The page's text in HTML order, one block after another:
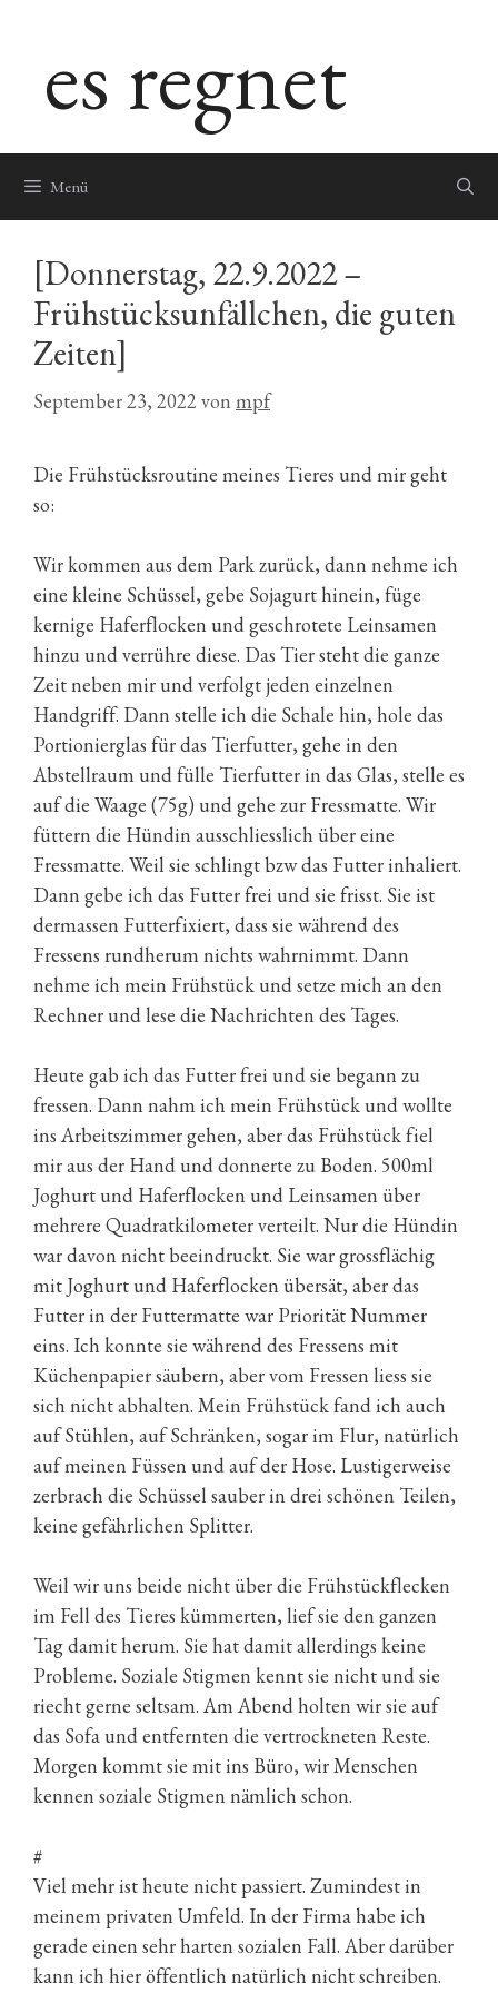
springenes regnet
Menü
[Donnerstag, 22.9.2022 –
Frühstücksunfällchen, die guten
Zeiten]
September 23, 2022 von mpf
Die Frühstücksroutine meines Tieres und mir geht
so:
Wir kommen aus dem Park zurück, dann nehme ich
eine kleine Schüssel, gebe Sojagurt hinein, füge
kernige Haferflocken und geschrotete Leinsamen
hinzu und verrühre diese. Das Tier steht die ganze
Zeit neben mir und verfolgt jeden einzelnen
Handgriff. Dann stelle ich die Schale hin, hole das
Portionierglas für das Tierfutter, gehe in den
Abstellraum und fülle Tierfutter in das Glas, stelle es
auf die Waage (75g) und gehe zur Fressmatte. Wir
füttern die Hündin ausschliesslich über eine
Fressmatte. Weil sie schlingt bzw das Futter inhaliert.
Dann gebe ich das Futter frei und sie frisst. Sie ist
dermassen Futterfixiert, dass sie während des
Fressens rundherum nichts wahrnimmt. Dann
nehme ich mein Frühstück und setze mich an den
Rechner und lese die Nachrichten des Tages.
Heute gab ich das Futter frei und sie begann zu
fressen. Dann nahm ich mein Frühstück und wollte
ins Arbeitszimmer gehen, aber das Frühstück fiel
mir aus der Hand und donnerte zu Boden. 500ml
Joghurt und Haferflocken und Leinsamen über
mehrere Quadratkilometer verteilt. Nur die Hündin
war davon nicht beeindruckt. Sie war grossflächig
mit Joghurt und Haferflocken übersät, aber das
Futter in der Futtermatte war Priorität Nummer
eins. Ich konnte sie während des Fressens mit
Küchenpapier säubern, aber vom Fressen liess sie
sich nicht abhalten. Mein Frühstück fand ich auch
auf Stühlen, auf Schränken, sogar im Flur, natürlich
auf meinen Füssen und auf der Hose. Lustigerweise
zerbrach die Schüssel sauber in drei schönen Teilen,
keine gefährlichen Splitter.
Weil wir uns beide nicht über die Frühstückflecken
im Fell des Tieres kümmerten, lief sie den ganzen
Tag damit herum. Sie hat damit allerdings keine
Probleme. Soziale Stigmen kennt sie nicht und sie
riecht gerne seltsam. Am Abend holten wir sie auf
das Sofa und entfernten die vertrockneten Reste.
Morgen kommt sie mit ins Büro, wir Menschen
kennen soziale Stigmen nämlich schon.
#
Viel mehr ist heute nicht passiert. Zumindest in
meinem privaten Umfeld. In der Firma habe ich
gerade einen sehr harten sozialen Fall. Aber darüber
kann ich hier öffentlich natürlich nicht schreiben.